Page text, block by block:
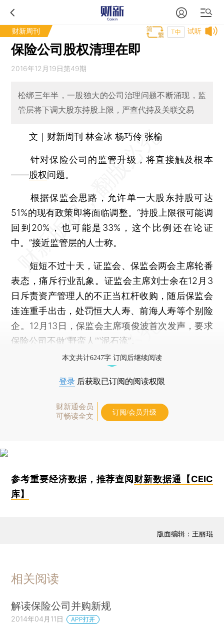
财新周刊 试听
T中
保险公司股权清理在即
2016年12月19日第49期
松绑三年半，一股独大的公司治理问题不断涌现，监
管层将下调大股东持股上限，严查代持及关联交易
文｜财新周刊 林金冰 杨巧伶 张榆
针对保险公司 的监管升级，将直接触及根本
——股权问题。
根据保监会思路，允许单一大股东持股可达
51%的现有政策即将面临调整。“持股上限很可能调
回到20%，也可能是33%，这个比例还在论证
中。”接近监管层的人士称。
短短不过十天，证监会、保监会两会主席轮番
表态，痛斥行业乱象。证监会主席刘士余在12月3
日斥责资产管理人的不正当杠杆收购，随后保监会
连连重手出击，处罚恒大人寿、前海人寿等个别险
企。12月13日，保监会主席项俊波首次发声，要求
保险公司不做“野蛮人”“泥石流”。
本文共计6247字 订阅后继续阅读
登录 后获取已订阅的阅读权限
财新通会员
可畅读全文
订阅/会员升级
参考重要经济数据，推荐查阅 财新数据通【CEIC
库】
版面编辑：王丽琨
相关阅读
解读保险公司并购新规
2014年04月11日 APP打开